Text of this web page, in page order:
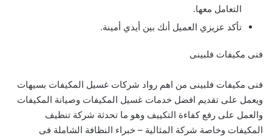
التعامل معها.
تأكد عزيزي العميل أنك بين أيدي أمينة.
فنى مكيفات فلبينى
فنى مكيفات فلبينى من اهم رواد شركات غسيل المكيفات بسيهات
ويعمل على تقديم افضل خدمات غسيل المكيفات وصيانة المكيفات
والعمل على رفع كفاءة التكييف وهو ما تحدثة شركة تنظيف
المكيفات وخاصة شركة المثالية – خبراء النظافة الشاملة فى